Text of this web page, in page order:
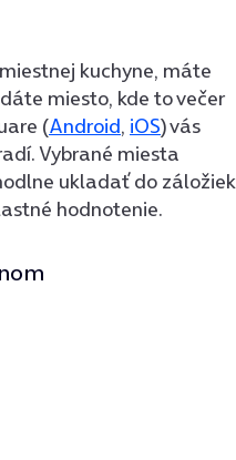
kuchyne, máte
miesto, kde to večer
(Android, iOS) vás
Vybrané miesta
ukladať do záložiek
hodnotenie.